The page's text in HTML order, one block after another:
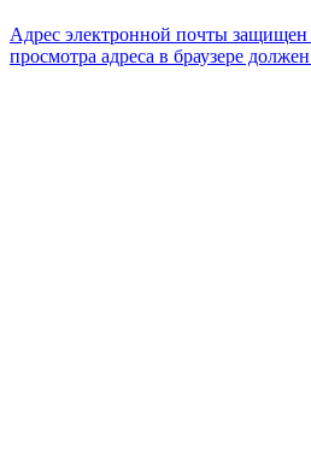
Адрес электронной почты защищен
просмотра адреса в браузере